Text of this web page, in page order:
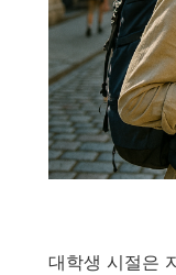
대학생 시절은